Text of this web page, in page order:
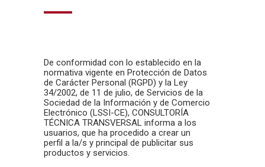
De conformidad con lo establecido en la
normativa vigente en Protección de Datos
de Carácter Personal (RGPD) y la Ley
34/2002, de 11 de julio, de Servicios de la
Sociedad de la Información y de Comercio
Electrónico (LSSI-CE), CONSULTORÍA
TÉCNICA TRANSVERSAL informa a los
usuarios, que ha procedido a crear un
perfil a la/s y principal de publicitar sus
productos y servicios.